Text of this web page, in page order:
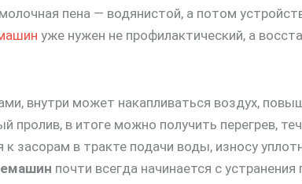
пена — водянистой, а потом
уже нужен не профилактический, а
внутри может накапливаться воздух,
пролив, в итоге можно получить перегрев,
засорам в тракте подачи воды, износу
почти всегда начинается с